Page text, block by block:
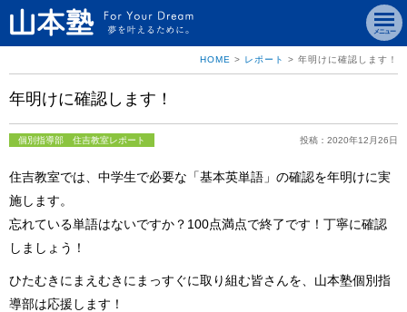
メニュー
HOME > レポート > 年明けに確認します！
年明けに確認します！
個別指導部 住吉教室レポート 投稿：2020年12月26日
住吉教室では、中学生で必要な「基本英単語」の確認を年明けに実
施します。
忘れている単語はないですか？100点満点で終了です！丁寧に確認
しましょう！
ひたむきにまえむきにまっすぐに取り組む皆さんを、山本塾個別指
導部は応援します！